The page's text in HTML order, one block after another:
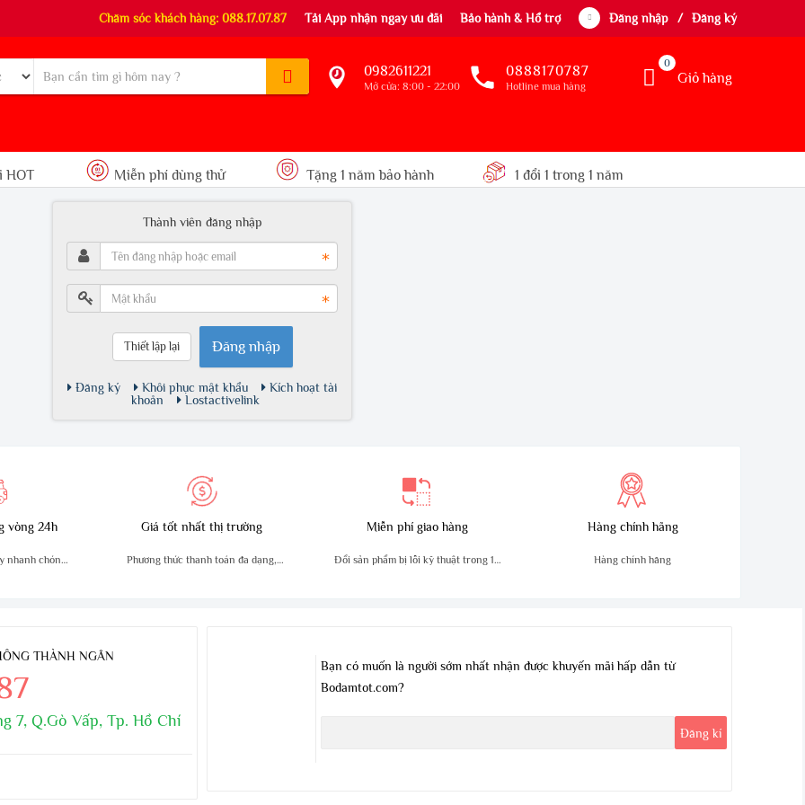
Chăm sóc khách hàng: 088.17.07.87 Tải App nhận ngay ưu đãi Bảo hành & Hổ trợ Đăng nhập / Đăng ký
0982611221
Mở cửa: 8:00 - 22:00
0888170787
Hotline mua hàng Giỏ hàng
0
HOT Miễn phí dùng thử Tặng 1 năm bảo hành 1 đổi 1 trong 1 năm
Thành viên đăng nhập
Đăng nhập
Đăng ký Khôi phục mật khẩu
Kích hoạt tài
khoản
Lostactivelink
vòng 24h
nhanh chóng,
Giá tốt nhất thị trường
Phương thức thanh toán đa dạng,
Miễn phí giao hàng
Đổi sản phẩm bị lỗi kỹ thuật trong 10
Hàng chính hãng
Hàng chính hãng
THÀNH NGÂN
7, Q.Gò Vấp, Tp. Hồ Chí
Bạn có muốn là người sớm nhất nhận được khuyến mãi hấp dẫn từ
Bodamtot.com?